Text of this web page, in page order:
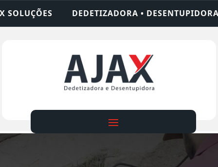
• DESENTUPIDORA • LIMPEZA DE FOSSA •